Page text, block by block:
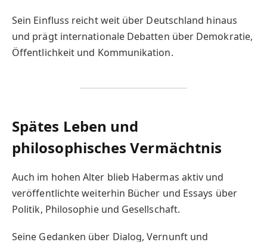
Sein Einfluss reicht weit über Deutschland hinaus
und prägt internationale Debatten über Demokratie,
Öffentlichkeit und Kommunikation.
Spätes Leben und
philosophisches Vermächtnis
Auch im hohen Alter blieb Habermas aktiv und
veröffentlichte weiterhin Bücher und Essays über
Politik, Philosophie und Gesellschaft.
Seine Gedanken über Dialog, Vernunft und